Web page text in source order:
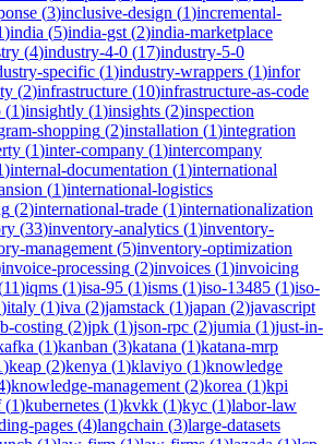
(3)inclusive-design (1)incremental-
)india (5)india-gst (2)india-marketplace
(4)industry-4-0 (17)industry-5-0
specific (1)industry-wrappers (1)infor
(2)infrastructure (10)infrastructure-as-code
(1)insightly (1)insights (2)inspection
shopping (2)installation (1)integration
(1)inter-company (1)intercompany
)internal-documentation (1)international
(1)international-logistics
(2)international-trade (1)internationalization
(33)inventory-analytics (1)inventory-
management (5)inventory-optimization
invoice-processing (2)invoices (1)invoicing
11)iqms (1)isa-95 (1)isms (1)iso-13485 (1)iso-
)italy (1)iva (2)jamstack (1)japan (2)javascript
costing (2)jpk (1)json-rpc (2)jumia (1)just-in-
(1)kanban (3)katana (1)katana-mrp
)keap (2)kenya (1)klaviyo (1)knowledge
)knowledge-management (2)korea (1)kpi
(1)kubernetes (1)kvkk (1)kyc (1)labor-law
pages (4)langchain (3)large-datasets